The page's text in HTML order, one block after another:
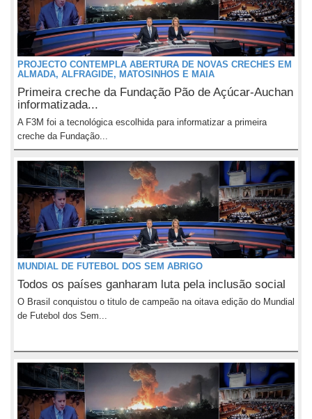
PROJECTO CONTEMPLA ABERTURA DE NOVAS CRECHES EM
ALMADA, ALFRAGIDE, MATOSINHOS E MAIA
Primeira creche da Fundação Pão de Açúcar-Auchan
informatizada...
A F3M foi a tecnológica escolhida para informatizar a primeira
creche da Fundação...
MUNDIAL DE FUTEBOL DOS SEM ABRIGO
Todos os países ganharam luta pela inclusão social
O Brasil conquistou o titulo de campeão na oitava edição do Mundial
de Futebol dos Sem...